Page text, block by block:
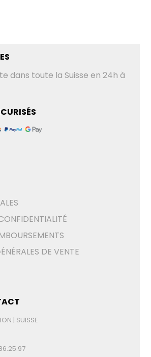
dans toute la Suisse en 24h à
DE VENTE
| SUISSE